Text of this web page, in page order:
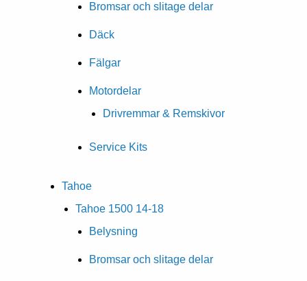
Bromsar och slitage delar
Däck
Fälgar
Motordelar
Drivremmar & Remskivor
Service Kits
Tahoe
Tahoe 1500 14-18
Belysning
Bromsar och slitage delar